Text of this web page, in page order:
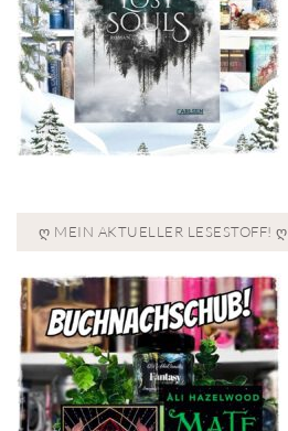
Ღ MEIN AKTUELLER LESESTOFF! Ღ